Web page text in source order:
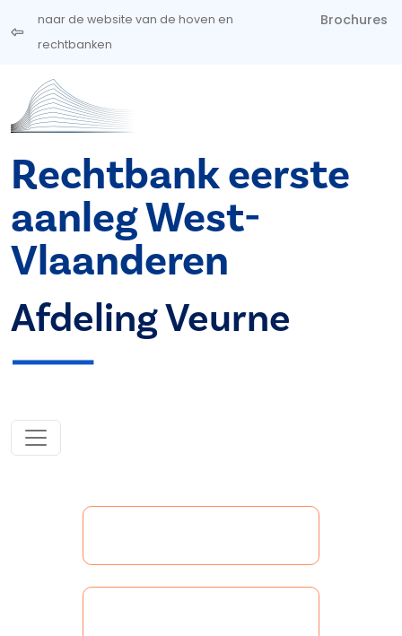
Overslaan en naar de inhoud gaan
naar de website van de hoven en
rechtbanken
Brochures
Rechtbank eerste
aanleg West-
Vlaanderen
Afdeling Veurne